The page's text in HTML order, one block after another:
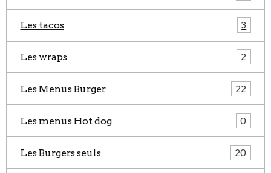
Les tacos 3
Les wraps 2
Les Menus Burger 22
Les menus Hot dog 0
Les Burgers seuls 20